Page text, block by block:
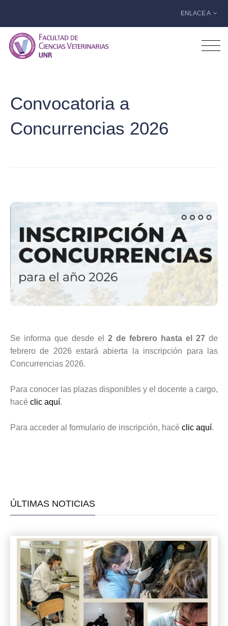
ENLACE A
Convocatoria a
Concurrencias 2026
Se informa que desde el 2 de febrero hasta el 27 de
febrero de 2026 estará abierta la inscripción para las
Concurrencias 2026.
Para conocer las plazas disponibles y el docente a cargo,
hacé clic aquí.
Para acceder al formulario de inscripción, hacé clic aquí.
ÚLTIMAS NOTICIAS